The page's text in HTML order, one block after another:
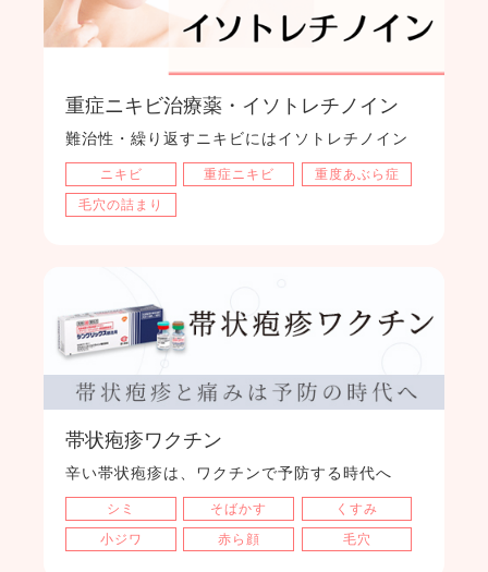
重症ニキビ治療薬・イソトレチノイン
難治性・繰り返すニキビにはイソトレチノイン
ニキビ 重症ニキビ
重度あぶら症
毛穴の詰まり
帯状疱疹ワクチン
辛い帯状疱疹は、ワクチンで予防する時代へ
シミ そばかす
くすみ
小ジワ
赤ら顔 毛穴